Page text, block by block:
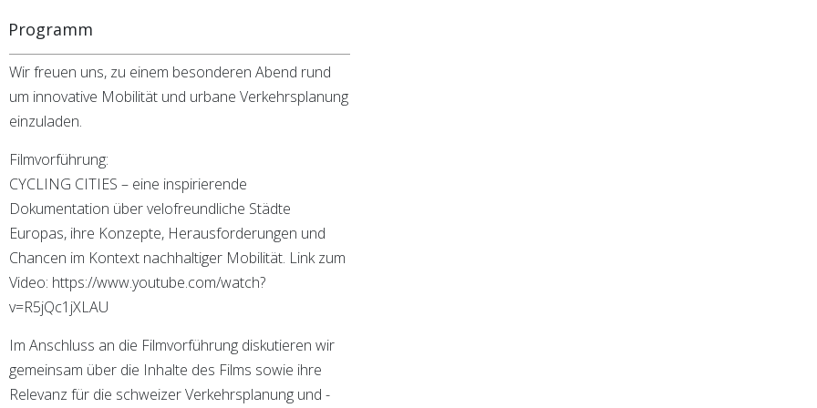
Programm
Wir freuen uns, zu einem besonderen Abend rund
um innovative Mobilität und urbane Verkehrsplanung
einzuladen.
Filmvorführung:
CYCLING CITIES – eine inspirierende
Dokumentation über velofreundliche Städte
Europas, ihre Konzepte, Herausforderungen und
Chancen im Kontext nachhaltiger Mobilität. Link zum
Video: https://www.youtube.com/watch?
v=R5jQc1jXLAU
Im Anschluss an die Filmvorführung diskutieren wir
gemeinsam über die Inhalte des Films sowie ihre
Relevanz für die schweizer Verkehrsplanung und -